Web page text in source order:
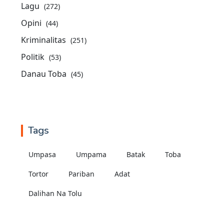
Lagu (272)
Opini (44)
Kriminalitas (251)
Politik (53)
Danau Toba (45)
Tags
Umpasa Umpama Batak Toba
Tortor Pariban Adat
Dalihan Na Tolu